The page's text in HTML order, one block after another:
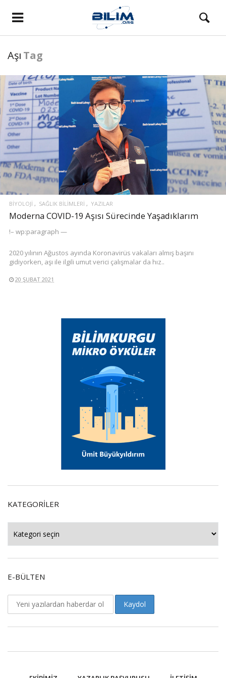
Aşı Tag
BIYOLOJI SAĞLIK BILIMLERI YAZILAR
Moderna COVID-19 Aşısı Sürecinde Yaşadıklarım
!– wp:paragraph —
2020 yılının Ağustos ayında Koronavirüs vakaları almış başını
gidiyorken, aşı ile ilgili umut verici çalışmalar da hız..
20 ŞUBAT 2021
KATEGORILER
E-BÜLTEN